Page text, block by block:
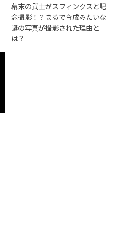
幕末の武士がスフィンクスと記
念撮影！？まるで合成みたいな
謎の写真が撮影された理由と
は？